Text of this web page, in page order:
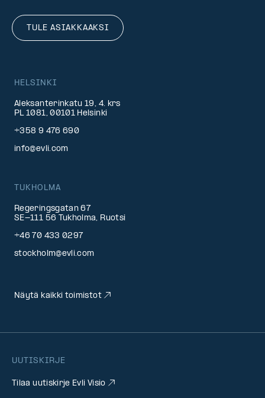
TULE ASIAKKAAKSI
UUTISKIRJE
Tilaa uutiskirje Evli Visio
HELSINKI
Aleksanterinkatu 19, 4. krs
PL 1081, 00101 Helsinki
+358 9 476 690
info@evli.com
TUKHOLMA
Regeringsgatan 67
SE-111 56 Tukholma, Ruotsi
+46 70 433 0297
stockholm@evli.com
Näytä kaikki toimistot